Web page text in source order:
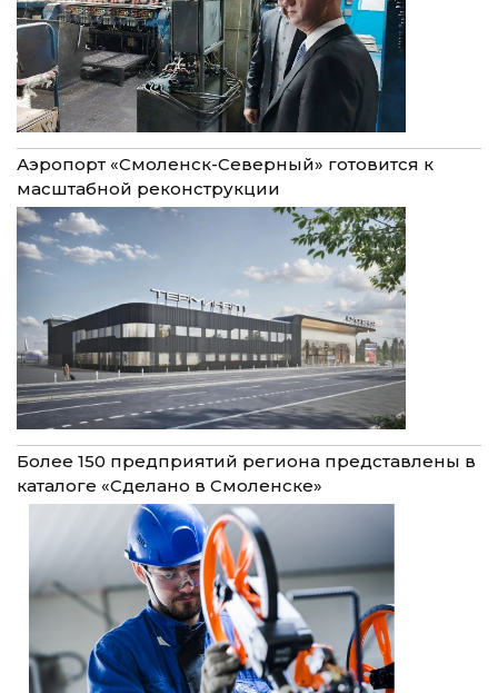
Аэропорт «Смоленск-Северный» готовится к
масштабной реконструкции
Более 150 предприятий региона представлены в
каталоге «Сделано в Смоленске»